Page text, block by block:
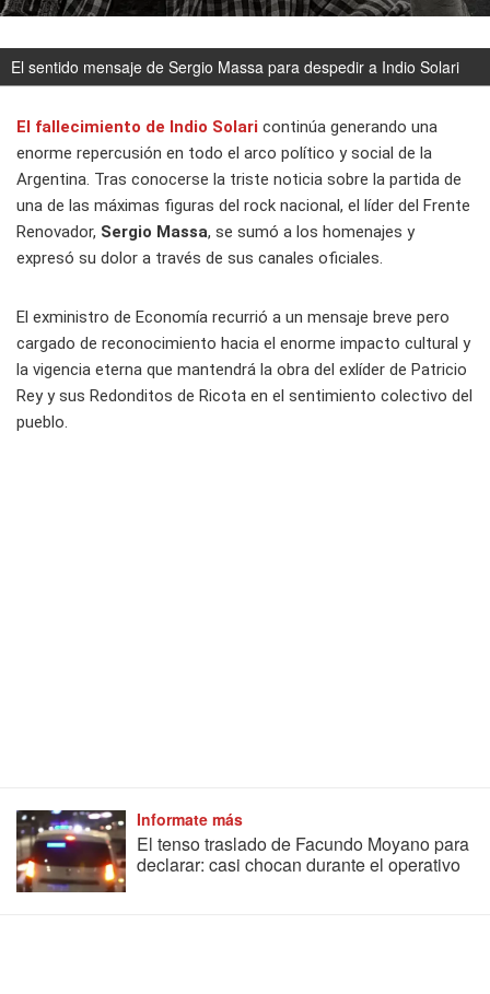
El sentido mensaje de Sergio Massa para despedir a Indio Solari
El fallecimiento de Indio Solari continúa generando una
enorme repercusión en todo el arco político y social de la
Argentina. Tras conocerse la triste noticia sobre la partida de
una de las máximas figuras del rock nacional, el líder del Frente
Renovador, Sergio Massa, se sumó a los homenajes y
expresó su dolor a través de sus canales oficiales.
El exministro de Economía recurrió a un mensaje breve pero
cargado de reconocimiento hacia el enorme impacto cultural y
la vigencia eterna que mantendrá la obra del exlíder de Patricio
Rey y sus Redonditos de Ricota en el sentimiento colectivo del
pueblo.
Informate más
El tenso traslado de Facundo Moyano para
declarar: casi chocan durante el operativo